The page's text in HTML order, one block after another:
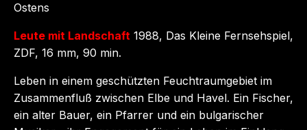
Ostens
Leute mit Landschaft 1988, Das Kleine Fernsehspiel,
ZDF, 16 mm, 90 min.
Leben in einem geschützten Feuchtraumgebiet im
Zusammenfluß zwischen Elbe und Havel. Ein Fischer,
ein alter Bauer, ein Pfarrer und ein bulgarischer